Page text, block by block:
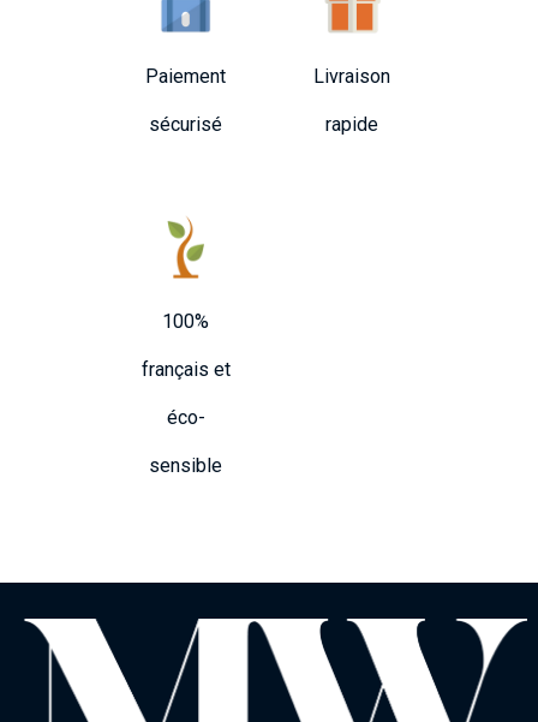
Paiement
sécurisé
Livraison
rapide
100%
français et
éco-
sensible